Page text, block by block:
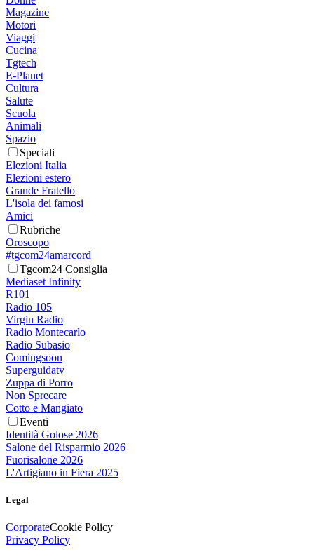
Magazine
Motori
Viaggi
Cucina
Tgtech
E-Planet
Cultura
Salute
Scuola
Animali
Spazio
Speciali
Elezioni Italia
Elezioni estero
Grande Fratello
L'isola dei famosi
Amici
Rubriche
Oroscopo
#tgcom24amarcord
Tgcom24 Consiglia
Mediaset Infinity
R101
Radio 105
Virgin Radio
Radio Montecarlo
Radio Subasio
Comingsoon
Superguidatv
Zuppa di Porro
Non Sprecare
Cotto e Mangiato
Eventi
Identità Golose 2026
Salone del Risparmio 2026
Fuorisalone 2026
L'Artigiano in Fiera 2025
Legal
CorporateCookie Policy
Privacy Policy